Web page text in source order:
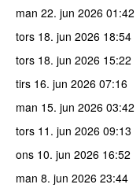
man 22. jun 2026 01:42
tors 18. jun 2026 18:54
tors 18. jun 2026 15:22
tirs 16. jun 2026 07:16
man 15. jun 2026 03:42
tors 11. jun 2026 09:13
ons 10. jun 2026 16:52
man 8. jun 2026 23:44